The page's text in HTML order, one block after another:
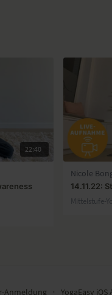
22:40
Nicole
14.11.22:
Mittelstufe-
Anmeldung ∙ YogaEasy iOS